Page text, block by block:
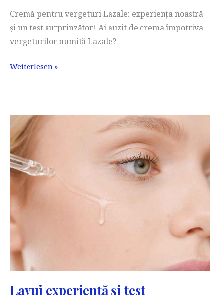
Cremă pentru vergeturi Lazale: experiența noastră
și un test surprinzător! Ai auzit de crema împotriva
vergeturilor numită Lazale?
Lazale
Mark
și
experiență
Weiterlesen »
Lavuj experiență și test